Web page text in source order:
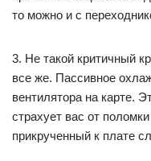
то можно и с
3. Не такой критичный
все же. Пассивное
вентилятора на карте.
страхует вас от
прикрученный к плате